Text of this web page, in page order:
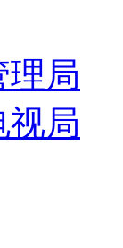
理局
视局